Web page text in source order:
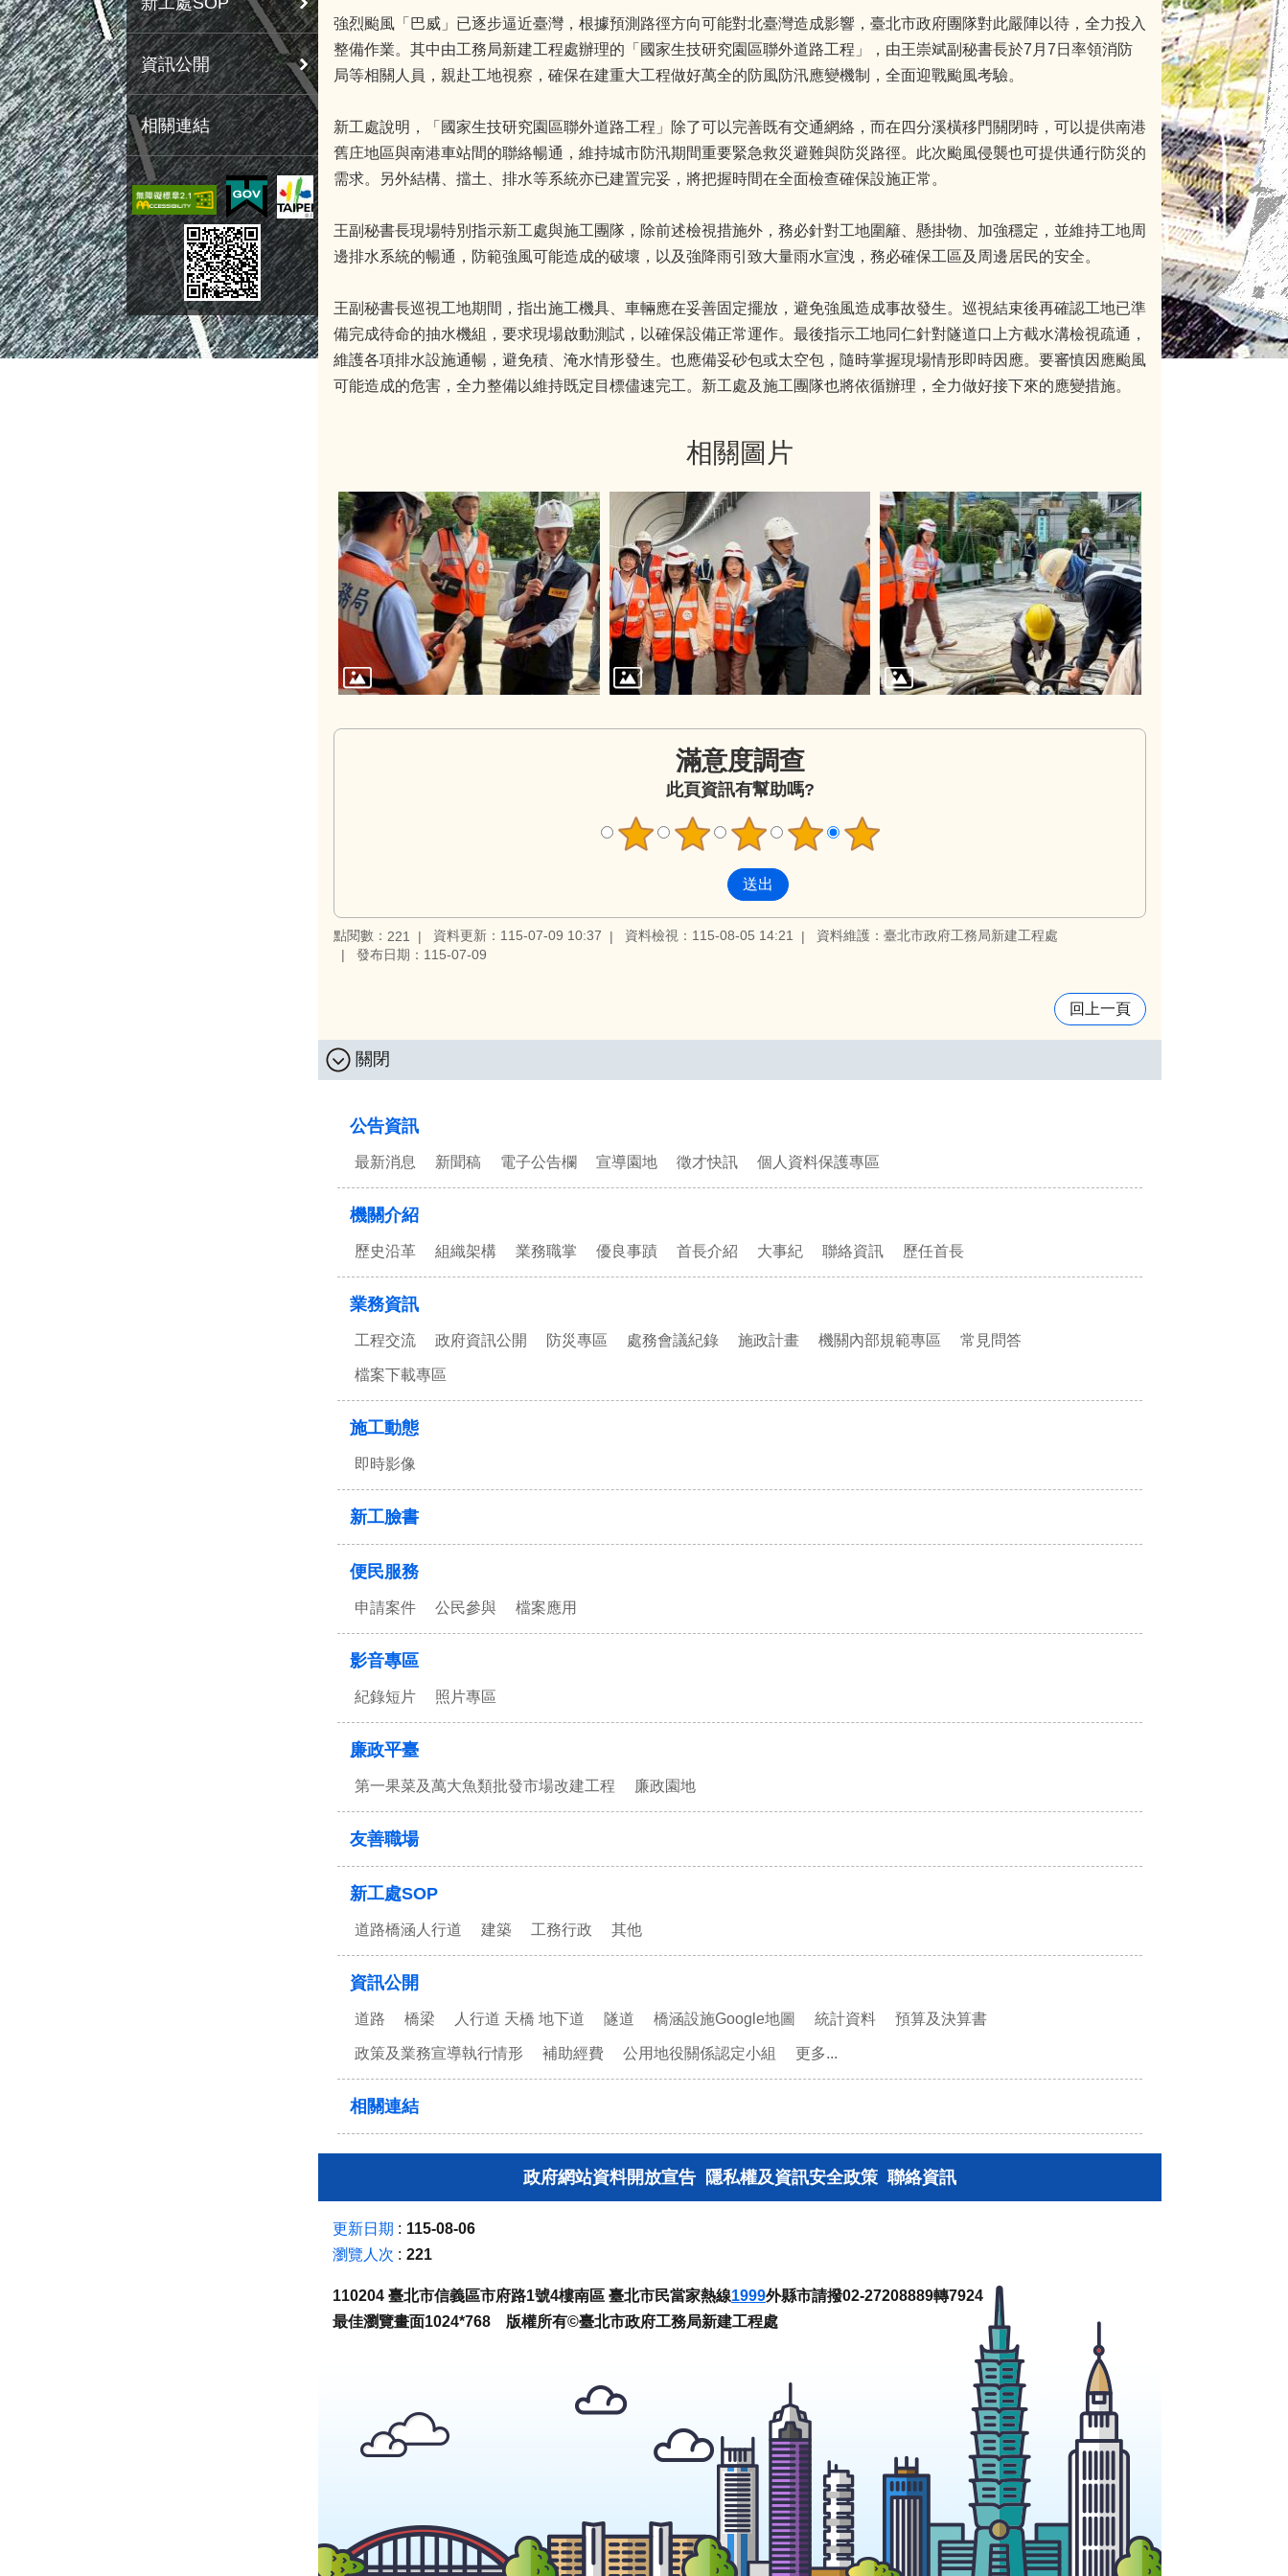
資訊公開
相關連結
強烈颱風「巴威」已逐步逼近臺灣，根據預測路徑方向可能對北臺灣造成影響，臺北市政府團隊對此嚴陣以待，全力投入
整備作業。其中由工務局新建工程處辦理的「國家生技研究園區聯外道路工程」，由王崇斌副秘書長於7月7日率領消防
局等相關人員，親赴工地視察，確保在建重大工程做好萬全的防風防汛應變機制，全面迎戰颱風考驗。
新工處說明，「國家生技研究園區聯外道路工程」除了可以完善既有交通網絡，而在四分溪橫移門關閉時，可以提供南港
舊庄地區與南港車站間的聯絡暢通，維持城市防汛期間重要緊急救災避難與防災路徑。此次颱風侵襲也可提供通行防災的
需求。另外結構、擋土、排水等系統亦已建置完妥，將把握時間在全面檢查確保設施正常。
王副秘書長現場特別指示新工處與施工團隊，除前述檢視措施外，務必針對工地圍籬、懸掛物、加強穩定，並維持工地周
邊排水系統的暢通，防範強風可能造成的破壞，以及強降雨引致大量雨水宣洩，務必確保工區及周邊居民的安全。
王副秘書長巡視工地期間，指出施工機具、車輛應在妥善固定擺放，避免強風造成事故發生。巡視結束後再確認工地已準
備完成待命的抽水機組，要求現場啟動測試，以確保設備正常運作。最後指示工地同仁針對隧道口上方截水溝檢視疏通，
維護各項排水設施通暢，避免積、淹水情形發生。也應備妥砂包或太空包，隨時掌握現場情形即時因應。要審慎因應颱風
可能造成的危害，全力整備以維持既定目標儘速完工。新工處及施工團隊也將依循辦理，全力做好接下來的應變措施。
相關圖片
滿意度調查
此頁資訊有幫助嗎?
點閱數： 221 資料更新：115-07-09 10:37 資料檢視：115-08-05 14:21
資料維護：臺北市政府工務局新建工程處
發布日期：115-07-09
回上一頁
關閉
公告資訊
最新消息 新聞稿 電子公告欄 宣導園地 徵才快訊 個人資料保護專區
機關介紹
歷史沿革 組織架構 業務職掌 優良事蹟 首長介紹 大事紀 聯絡資訊 歷任首長
業務資訊
工程交流 政府資訊公開 防災專區 處務會議紀錄 施政計畫 機關內部規範專區 常見問答
檔案下載專區
施工動態
即時影像
新工臉書
便民服務
申請案件 公民參與 檔案應用
影音專區
紀錄短片 照片專區
廉政平臺
第一果菜及萬大魚類批發市場改建工程 廉政園地
友善職場
新工處SOP
道路橋涵人行道 建築 工務行政 其他
資訊公開
道路 橋梁 人行道 天橋 地下道 隧道 橋涵設施Google地圖 統計資料 預算及決算書
政策及業務宣導執行情形 補助經費 公用地役關係認定小組 更多...
相關連結
政府網站資料開放宣告 隱私權及資訊安全政策 聯絡資訊
更新日期
115-08-06
瀏覽人次
221
110204 臺北市信義區市府路1號4樓南區 臺北市民當家熱線1999外縣市請撥02-27208889轉7924
最佳瀏覽畫面1024*768 版權所有©臺北市政府工務局新建工程處